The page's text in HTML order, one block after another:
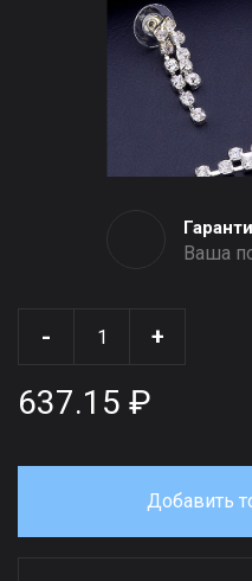
Ваша
- +
637.15 ₽
Добавить